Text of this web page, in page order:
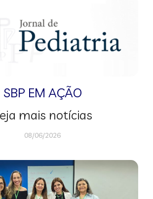
SBP EM AÇÃO
mais notícias
08/06/2026